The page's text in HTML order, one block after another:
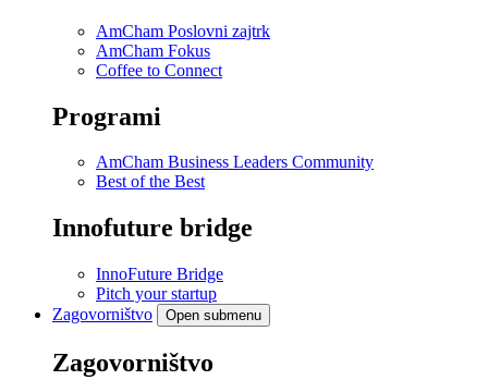
AmCham Poslovni zajtrk
AmCham Fokus
Coffee to Connect
Programi
AmCham Business Leaders Community
Best of the Best
Innofuture bridge
InnoFuture Bridge
Pitch your startup
Zagovorništvo
Open submenu
Zagovorništvo